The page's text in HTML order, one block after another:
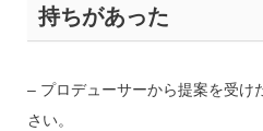
持ちがあった
– プロデューサーから提案を受け
さい。